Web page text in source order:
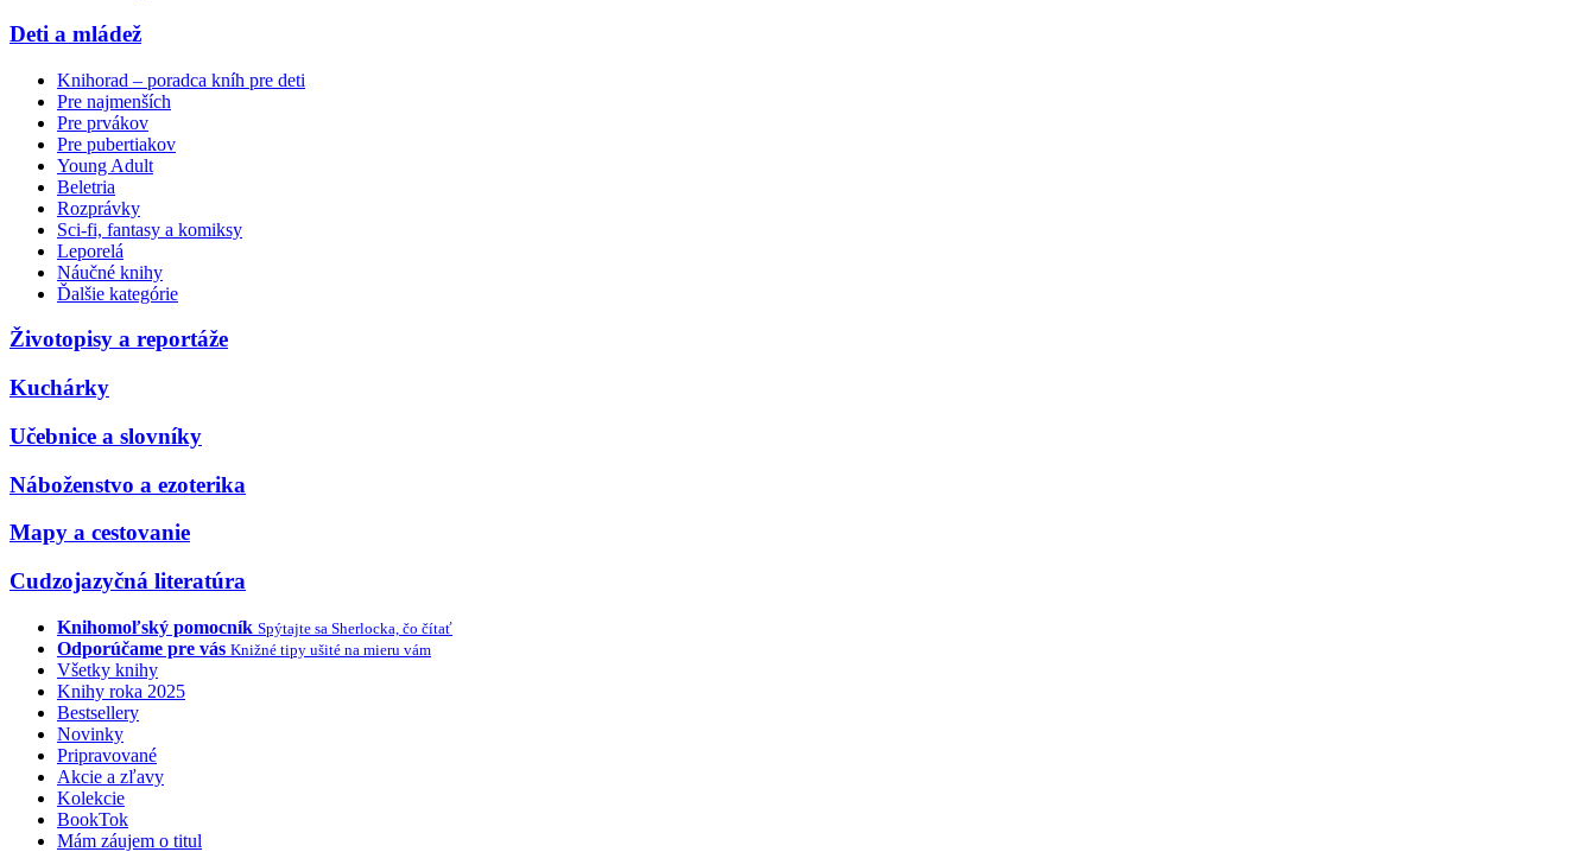
Deti a mládež
Knihorad – poradca kníh pre deti
Pre najmenších
Pre prvákov
Pre pubertiakov
Young Adult
Beletria
Rozprávky
Sci-fi, fantasy a komiksy
Leporelá
Náučné knihy
Ďalšie kategórie
Životopisy a reportáže
Kuchárky
Učebnice a slovníky
Náboženstvo a ezoterika
Mapy a cestovanie
Cudzojazyčná literatúra
Knihomoľský pomocník Spýtajte sa Sherlocka, čo čítať
Odporúčame pre vás Knižné tipy ušité na mieru vám
Všetky knihy
Knihy roka 2025
Bestsellery
Novinky
Pripravované
Akcie a zľavy
Kolekcie
BookTok
Mám záujem o titul